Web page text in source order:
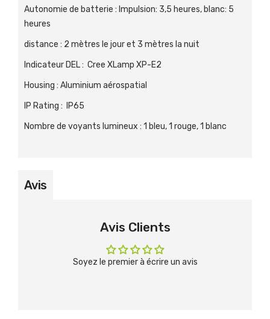
Autonomie de batterie : Impulsion: 3,5 heures, blanc: 5
heures
distance : 2 mètres le jour et 3 mètres la nuit
Indicateur DEL: Cree XLamp XP-E2
Housing : Aluminium aérospatial
IP Rating :
IP65
Nombre de voyants lumineux : 1 bleu, 1 rouge, 1 blanc
Avis
Avis Clients
Soyez le premier à écrire un avis